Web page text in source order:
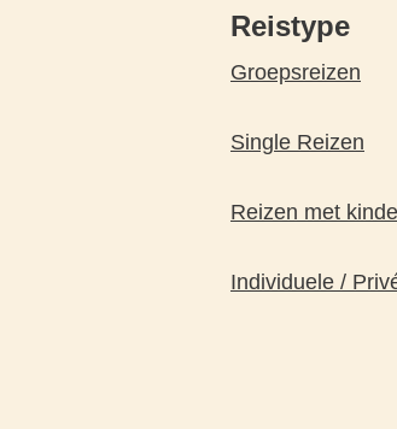
Reistype
Groepsreizen
Single Reizen
Reizen met
Individuele /